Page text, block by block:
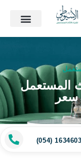
المستعمل
سعر
(054) 1634603